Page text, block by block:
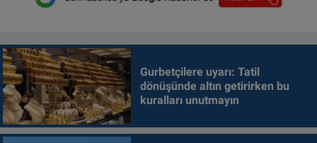
Gurbetçilere uyarı: Tatil
dönüşünde altın getirirken bu
kuralları unutmayın